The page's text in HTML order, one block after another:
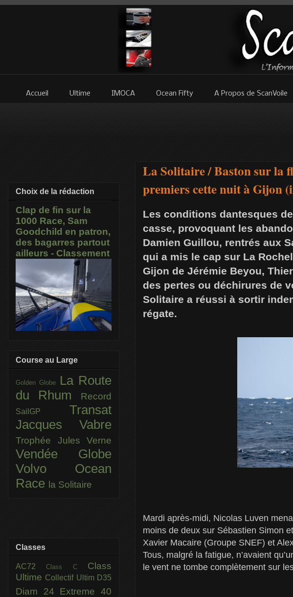
Accueil Ultime IMOCA Ocean Fifty A Propos de ScanVoile
La Solitaire / Baston sur la
premiers cette nuit à Gijon
Les conditions dantesques
casse, provoquant les
Damien Guillou, rentrés aux
qui a mis le cap sur La
Gijon de Jérémie Beyou,
des pertes ou déchirures de
Solitaire a réussi à sortir
régate.
Mardi après-midi, Nicolas Luven
moins de deux sur Sébastien Simon
Xavier Macaire (Groupe SNEF) et
Tous, malgré la fatigue, n’avaient
le vent ne tombe complètement sur
Choix de la rédaction
Clap de fin sur la
1000 Race, Sam
Goodchild en patron,
des bagarres partout
ailleurs - Classement
Course au Large
Golden Globe
La Route
du Rhum
Record
SailGP Transat
Jacques Vabre
Trophée Jules Verne
Vendée Globe
Volvo Ocean
Race la Solitaire
Classes
AC72Class C Class
Ultime Collectif Ultim D35
Diam 24 Extreme 40